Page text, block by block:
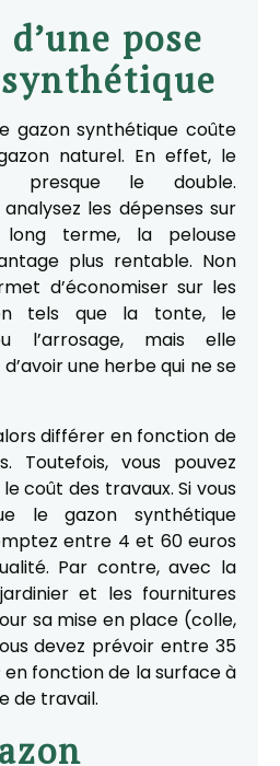
pose
gazon synthétique coûte
naturel. En effet, le
presque le double.
analysez les dépenses sur
terme, la pelouse
plus rentable. Non
d’économiser sur les
tels que la tonte, le
l’arrosage, mais elle
une herbe qui ne se
différer en fonction de
Toutefois, vous pouvez
coût des travaux. Si vous
le gazon synthétique
entre 4 et 60 euros
Par contre, avec la
et les fournitures
sa mise en place (colle,
devez prévoir entre 35
en fonction de la surface à
de travail.